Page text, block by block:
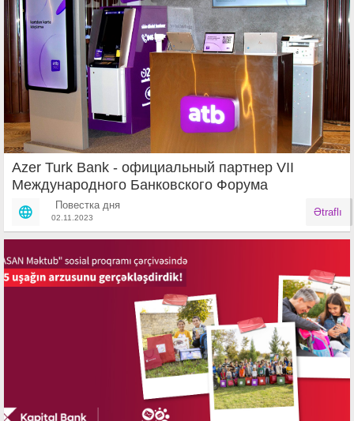
Azer Turk Bank - официальный партнер VII
Международного Банковского Форума
Повестка дня
02.11.2023 Ətraflı